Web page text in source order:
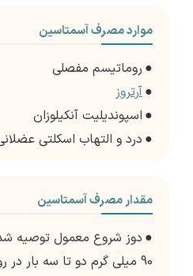
موارد مصرف آسمتاسین
●روماتیسم مفصلی
●آرتروز
●اسپوندیلیت آنکیلوزان
●درد و التهاب اسکلتی عضلانی
مقدار مصرف آسمتاسین
●
90 میلی گرم دو تا سه بار در روز است.